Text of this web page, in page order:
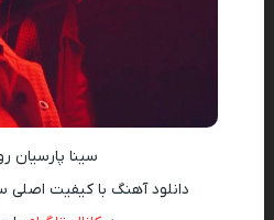
سینا پارسیان
دانلود آهنگ با کیفیت اصلی